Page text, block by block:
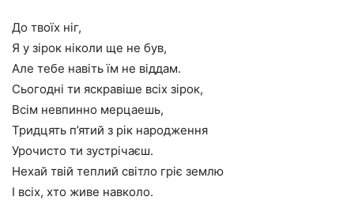
До твоїх ніг,
Я у зірок ніколи ще не був,
Але тебе навіть їм не віддам.
Сьогодні ти яскравіше всіх зірок,
Всім невпинно мерцаешь,
Тридцять п’ятий з рік народження
Урочисто ти зустрічаєш.
Нехай твій теплий світло гріє землю
І всіх, хто живе навколо.